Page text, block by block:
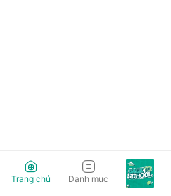
Trang chủ Danh mục